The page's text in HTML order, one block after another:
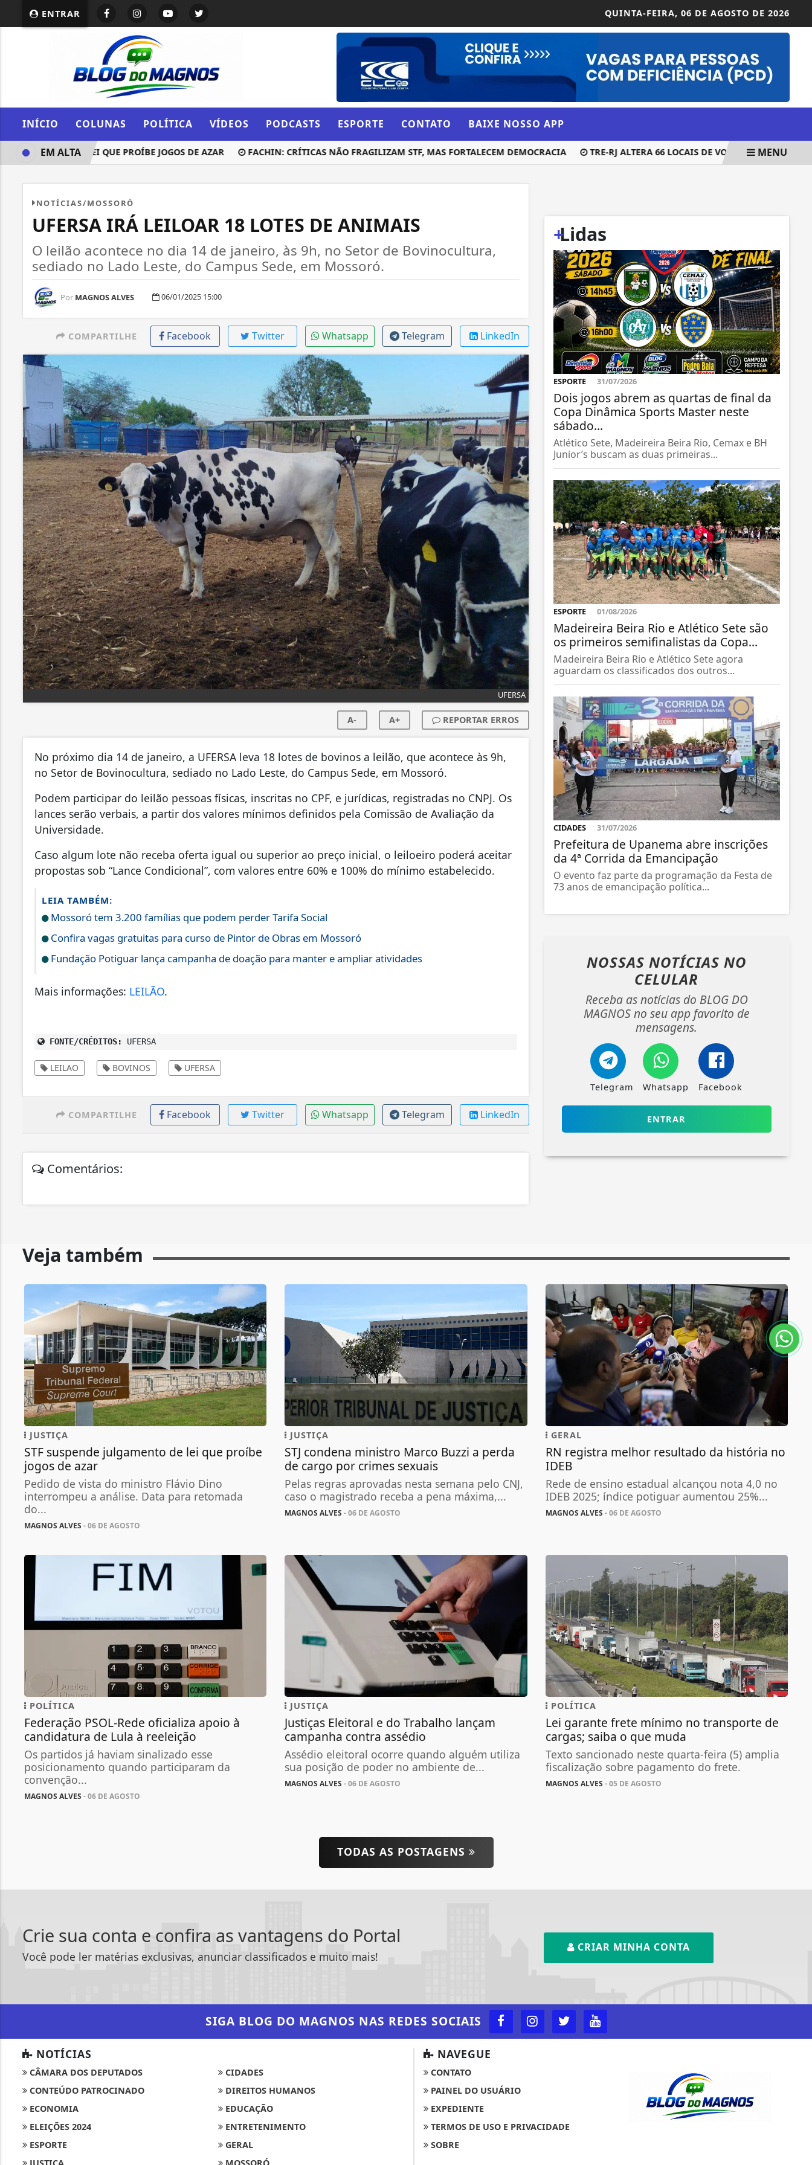
ENTRAR QUINTA-FEIRA, 06 DE AGOSTO DE 2026
INÍCIO COLUNAS POLÍTICA VÍDEOS PODCASTS ESPORTE CONTATO BAIXE NOSSO APP
DE LEI QUE PROÍBE JOGOS DE AZAR FACHIN: CRÍTICAS NÃO FRAGILIZAM STF, MAS FORTALECEM DEMOCRACIA TRE-RJ ALTERA 66 LOCAIS DE VOTAÇÃO POR QUESTÕES
EM ALTA MENU
NOTÍCIAS/MOSSORÓ
UFERSA IRÁ LEILOAR 18 LOTES DE ANIMAIS
O leilão acontece no dia 14 de janeiro, às 9h, no Setor de Bovinocultura,
sediado no Lado Leste, do Campus Sede, em Mossoró.
Por MAGNOS ALVES 06/01/2025 15:00
COMPARTILHE Facebook Twitter Whatsapp Telegram LinkedIn
UFERSA
A- A+ REPORTAR ERROS
No próximo dia 14 de janeiro, a UFERSA leva 18 lotes de bovinos a leilão, que acontece às 9h,
no Setor de Bovinocultura, sediado no Lado Leste, do Campus Sede, em Mossoró.
Podem participar do leilão pessoas físicas, inscritas no CPF, e jurídicas, registradas no CNPJ. Os
lances serão verbais, a partir dos valores mínimos definidos pela Comissão de Avaliação da
Universidade.
Caso algum lote não receba oferta igual ou superior ao preço inicial, o leiloeiro poderá aceitar
propostas sob “Lance Condicional”, com valores entre 60% e 100% do mínimo estabelecido.
LEIA TAMBÉM:
Mossoró tem 3.200 famílias que podem perder Tarifa Social
Confira vagas gratuitas para curso de Pintor de Obras em Mossoró
Fundação Potiguar lança campanha de doação para manter e ampliar atividades
Mais informações: LEILÃO.
FONTE/CRÉDITOS: UFERSA
LEILAO BOVINOS UFERSA
COMPARTILHE Facebook Twitter Whatsapp Telegram LinkedIn
Comentários:
+
Lidas
ESPORTE 31/07/2026
Dois jogos abrem as quartas de final da
Copa Dinâmica Sports Master neste
sábado...
Atlético Sete, Madeireira Beira Rio, Cemax e BH
Junior’s buscam as duas primeiras...
ESPORTE 01/08/2026
Madeireira Beira Rio e Atlético Sete são
os primeiros semifinalistas da Copa...
Madeireira Beira Rio e Atlético Sete agora
aguardam os classificados dos outros...
CIDADES 31/07/2026
Prefeitura de Upanema abre inscrições
da 4ª Corrida da Emancipação
O evento faz parte da programação da Festa de
73 anos de emancipação política...
NOSSAS NOTÍCIAS NO
CELULAR
Receba as notícias do BLOG DO
MAGNOS no seu app favorito de
mensagens.
Telegram Whatsapp Facebook
ENTRAR
Veja também
JUSTIÇA
STF suspende julgamento de lei que proíbe
jogos de azar
Pedido de vista do ministro Flávio Dino
interrompeu a análise. Data para retomada
do...
MAGNOS ALVES - 06 DE AGOSTO
JUSTIÇA
STJ condena ministro Marco Buzzi a perda
de cargo por crimes sexuais
Pelas regras aprovadas nesta semana pelo CNJ,
caso o magistrado receba a pena máxima,...
MAGNOS ALVES - 06 DE AGOSTO
GERAL
RN registra melhor resultado da história no
IDEB
Rede de ensino estadual alcançou nota 4,0 no
IDEB 2025; índice potiguar aumentou 25%...
MAGNOS ALVES - 06 DE AGOSTO
POLÍTICA
Federação PSOL-Rede oficializa apoio à
candidatura de Lula à reeleição
Os partidos já haviam sinalizado esse
posicionamento quando participaram da
convenção...
MAGNOS ALVES - 06 DE AGOSTO
JUSTIÇA
Justiças Eleitoral e do Trabalho lançam
campanha contra assédio
Assédio eleitoral ocorre quando alguém utiliza
sua posição de poder no ambiente de...
MAGNOS ALVES - 06 DE AGOSTO
POLÍTICA
Lei garante frete mínimo no transporte de
cargas; saiba o que muda
Texto sancionado neste quarta-feira (5) amplia
fiscalização sobre pagamento do frete.
MAGNOS ALVES - 05 DE AGOSTO
TODAS AS POSTAGENS
Crie sua conta e confira as vantagens do Portal
Você pode ler matérias exclusivas, anunciar classificados e muito mais!
CRIAR MINHA CONTA
SIGA BLOG DO MAGNOS NAS REDES SOCIAIS
NOTÍCIAS
CÂMARA DOS DEPUTADOS
CIDADES
CONTEÚDO PATROCINADO
DIREITOS HUMANOS
ECONOMIA
EDUCAÇÃO
ELEIÇÕES 2024
ENTRETENIMENTO
ESPORTE
GERAL
NAVEGUE
CONTATO
PAINEL DO USUÁRIO
EXPEDIENTE
TERMOS DE USO E PRIVACIDADE
SOBRE
Termos de Uso e Privacidade
Esse site utiliza cookies para melhorar sua experiência de navegação. Ao continuar o acesso, entendemos que você
concorda com nossos Termos de Uso e Privacidade.
ACESSE NOSSOS TERMOS CLICANDO AQUI